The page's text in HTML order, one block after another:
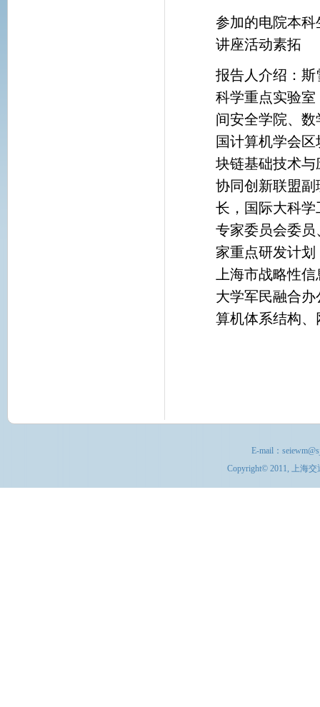
参加的电院本科
讲座活动素拓
报告人介绍：
科学重点实验
间安全学院、
国计算机学会
块链基础技术
协同创新联盟
长，国际大科
专家委员会委
家重点研发计
上海市战略性
大学军民融合
算机体系结构
E-mail：
Copyright© 2011, 上海